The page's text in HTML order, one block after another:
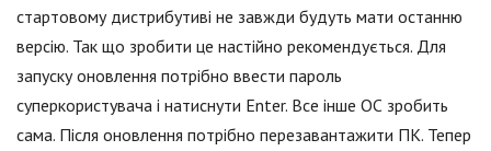
стартовому дистрибутиві не завжди будуть мати останню
версію. Так що зробити це настійно рекомендується. Для
запуску оновлення потрібно ввести пароль
суперкористувача і натиснути Enter. Все інше ОС зробить
сама. Після оновлення потрібно перезавантажити ПК. Тепер